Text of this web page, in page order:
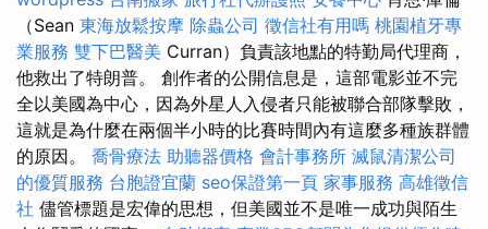
（Sean 東海放鬆按摩 除蟲公司 徵信社有用嗎 桃園植牙專
業服務 雙下巴醫美 Curran）負責該地點的特勤局代理商，
他救出了特朗普。 創作者的公開信息是，這部電影並不完
全以美國為中心，因為外星人入侵者只能被聯合部隊擊敗，
這就是為什麼在兩個半小時的比賽時間內有這麼多種族群體
的原因。 喬骨療法 助聽器價格 會計事務所 滅鼠清潔公司
的優質服務 台胞證宜蘭 seo保證第一頁 家事服務 高雄徵信
社 儘管標題是宏偉的思想，但美國並不是唯一成功與陌生